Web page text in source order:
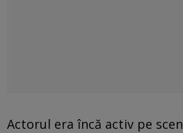
Actorul era încă activ pe